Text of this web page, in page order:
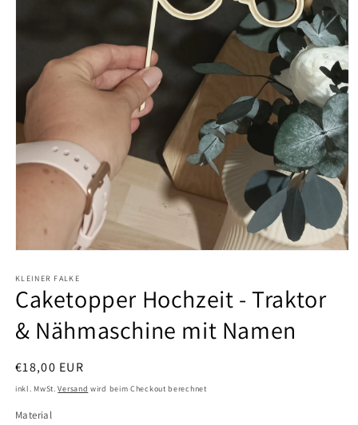
in
Modal
öffnen
KLEINER FALKE
Caketopper Hochzeit - Traktor
& Nähmaschine mit Namen
Normaler
Preis
€18,00 EUR
inkl. MwSt.Versand wird beim Checkout berechnet
Material